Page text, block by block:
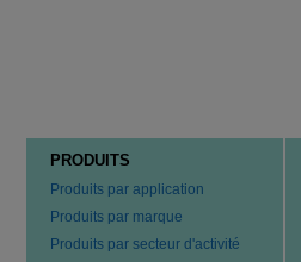
PRODUITS
Produits par application
Produits par marque
Produits par secteur d'activité